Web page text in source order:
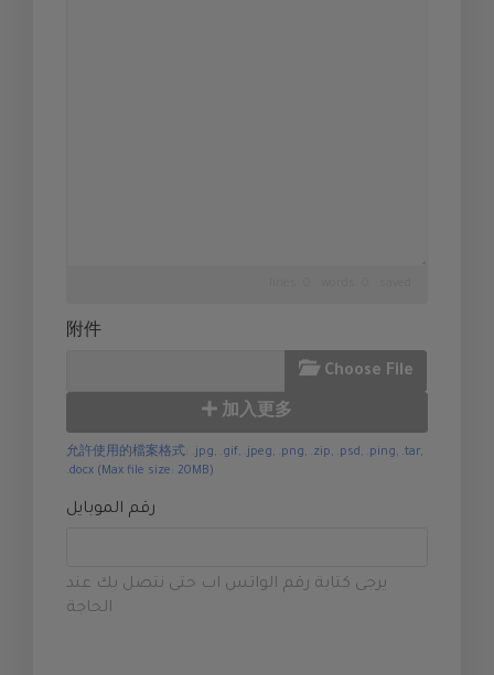
附件
Choose File
加入更多
允許使用的檔案格式: .jpg, .gif, .jpeg, .png, .zip, .psd, .ping, .tar,
.docx (Max file size: 20MB)
رقم الموبايل
يرجى كتابة رقم الواتس اب حتى نتصل بك عند
الحاجة